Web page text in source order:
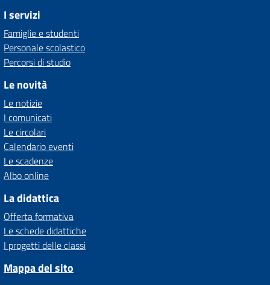
I servizi
Famiglie e studenti
Personale scolastico
Percorsi di studio
Le novità
Le notizie
I comunicati
Le circolari
Calendario eventi
Le scadenze
Albo online
La didattica
Offerta formativa
Le schede didattiche
I progetti delle classi
Mappa del sito